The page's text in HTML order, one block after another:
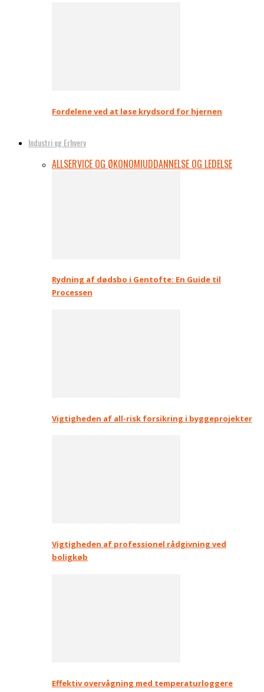
Fordelene ved at løse krydsord for hjernen
Industri og Erhverv
ALLSERVICE OG ØKONOMIUDDANNELSE OG LEDELSE
Rydning af dødsbo i Gentofte: En Guide til
Processen
Vigtigheden af all-risk forsikring i byggeprojekter
Vigtigheden af professionel rådgivning ved
boligkøb
Effektiv overvågning med temperaturloggere